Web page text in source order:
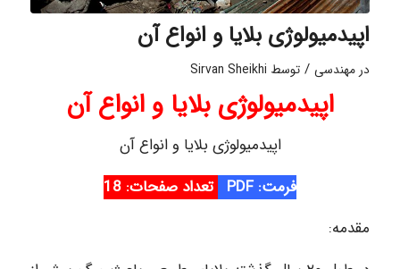
اپیدمیولوژی بلایا و انواع آن
در مهندسی / توسط Sirvan Sheikhi
اپیدمیولوژی بلایا و انواع آن
اپیدمیولوژی بلایا و انواع آن
فرمت: PDF
تعداد صفحات: 18
مقدمه: